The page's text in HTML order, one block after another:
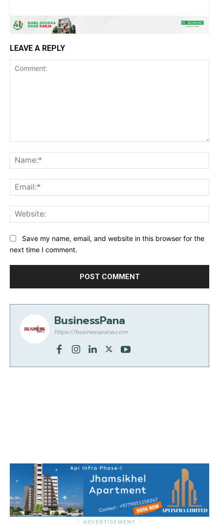
LEAVE A REPLY
Save my name, email, and website in this browser for the
next time I comment.
BusinessPana
https://businesspana.com
- ADVERTISEMENT -